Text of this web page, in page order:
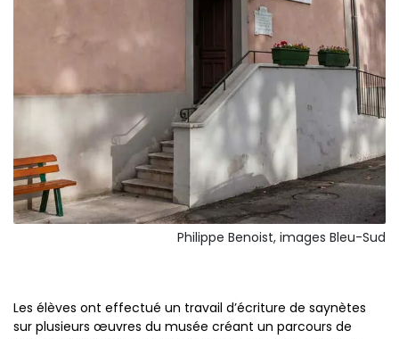
Philippe Benoist, images Bleu-Sud
Les élèves ont effectué un travail d’écriture de saynètes
sur plusieurs œuvres du musée créant un parcours de